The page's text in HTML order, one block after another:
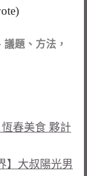
題、方法，
恆春美食 夥計
】大叔陽光男